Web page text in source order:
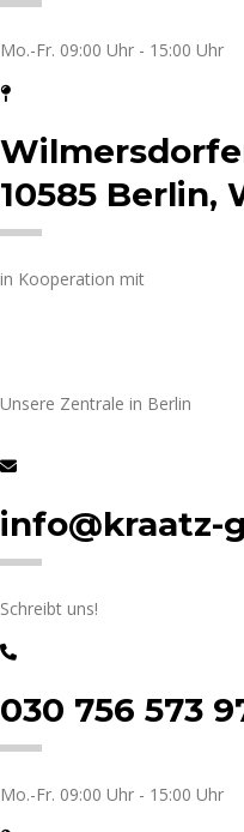
Mo.-Fr. 09:00 Uhr - 15:00 Uhr
10585 Berlin,
in Kooperation mit
Unsere Zentrale in Berlin
info@kraatz-
Schreibt uns!
030 756 573
Mo.-Fr. 09:00 Uhr - 15:00 Uhr